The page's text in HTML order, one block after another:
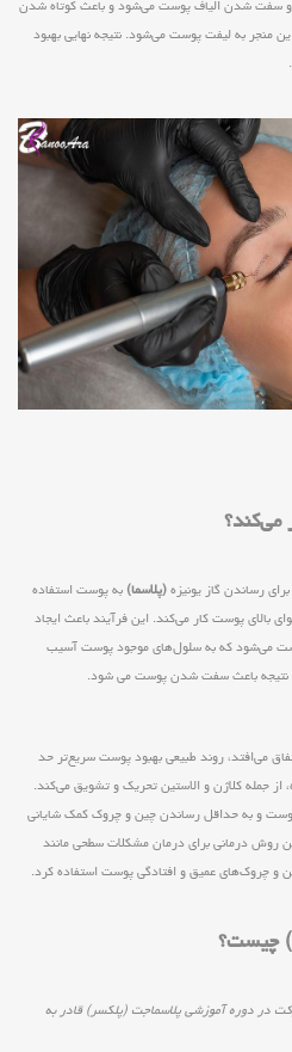
و سفت شدن الیاف پوست می‌شود و باعث کوتاه شدن
منجر به لیفت پوست می‌شود. نتیجه نهایی بهبود
می‌کند؟
رساندن گاز یونیزه(پلاسما)به پوست استفاده
بالای پوست كار می‌كند. این فرآیند باعث ایجاد
می‌شود که به سلول‌های موجود پوست آسیب
نتیجه باعث سفت شدن پوست می شود.
می‌افتد، روند طبیعی بهبود پوست سریع‌تر حد
جمله کلاژن و الاستین تحریک و تشویق می‌کند.
و به حداقل رساندن چین و چروک کمک شایانی
روش درمانی برای درمان مشکلات سطحی مانند
و چروک‌های عمیق و افتادگی پوست استفاده کرد.
چیست؟
در دوره آموزشی پلاسماجت (پلکسر) قادر به